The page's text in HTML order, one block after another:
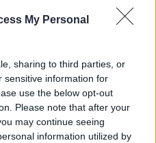
My Personal
sharing to third parties, or
sensitive information for
use the below opt-out
Please note that after your
may continue seeing
information utilized by